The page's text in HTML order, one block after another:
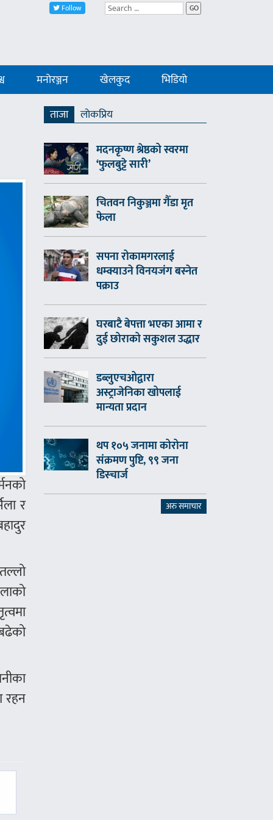
Follow GO
मनोरञ्जन खेलकुद भिडियो
र
रहन
ताजा
लाेकप्रिय
मदनकृष्ण श्रेष्ठको स्वरमा
‘फुलबुट्टे सारी’
चितवन निकुञ्जमा गैँडा मृत
फेला
सपना रोकामगरलाई
धम्क्याउने विनयजंग बस्नेत
पक्राउ
घरबाटै बेपत्ता भएका आमा र
दुई छोराको सकुशल उद्धार
डब्लुएचओद्वारा
अस्ट्राजेनिका खोपलाई
मान्यता प्रदान
थप १०५ जनामा कोरोना
संक्रमण पुष्टि, ९९ जना
डिस्चार्ज
अरु समाचार